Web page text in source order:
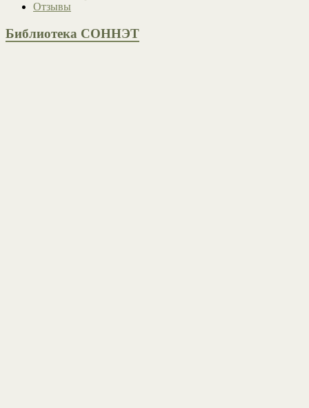
Отзывы
Библиотека СОННЭТ